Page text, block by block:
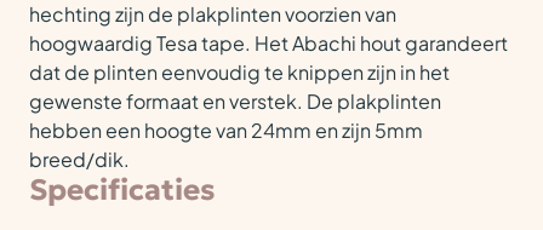
hechting zijn de plakplinten voorzien van
hoogwaardig Tesa tape. Het Abachi hout garandeert
dat de plinten eenvoudig te knippen zijn in het
gewenste formaat en verstek. De plakplinten
hebben een hoogte van 24mm en zijn 5mm
breed/dik.
Specificaties